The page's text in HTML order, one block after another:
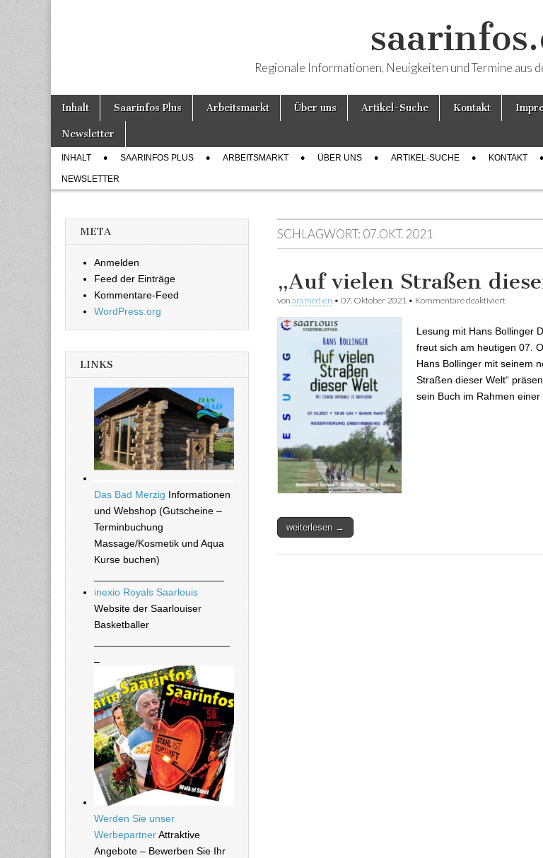
Regionale Informationen, Neuigkeiten und Termine aus
Hauptmenü
Weiter zum Inhalt
Inhalt Saarinfos Plus Arbeitsmarkt Über uns Artikel-Suche Kontakt
Newsletter
Untermenü
INHALT SAARINFOS PLUS ARBEITSMARKT ÜBER UNS ARTIKEL-SUCHE KONTAKT
NEWSLETTER
SCHLAGWORT: 07.OKT. 2021
„Auf vielen Straßen
von aramedien • 07. Oktober 2021 • Kommentare deaktiviert
Lesung mit Hans Bollinger
freut sich am heutigen 07.
Hans Bollinger mit seinem
Straßen dieser Welt“
sein Buch im Rahmen
weiterlesen →
META
Anmelden
Feed der Einträge
Kommentare-Feed
WordPress.org
LINKS
Das Bad Merzig Informationen
und Webshop (Gutscheine –
Terminbuchung
Massage/Kosmetik und Aqua
Kurse buchen)
inexio Royals Saarlouis
Website der Saarlouiser
Basketballer
Werden Sie unser
WerbepartnerAttraktive
Angebote – Bewerben Sie Ihr